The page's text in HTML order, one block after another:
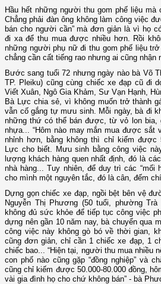
Hầu hết những người thu gom phế liệu mà
Chẳng phải đàn ông không làm công việc
bán cho người cần” mà đơn giản là vì họ
đi xa để thu mua được nhiều hơn. Rồi
những người phụ nữ đi thu gom phế liệu
chẳng cần cất tiếng rao nhưng ai cũng nhận
Bước sang tuổi 72 nhưng ngày nào bà Võ
TP. Pleiku) cũng cùng chiếc xe đạp cũ đi
Viết Xuân, Ngô Gia Khảm, Sư Vạn Hạnh,
Bà Lực chia sẻ, vì không muốn trở thành
vẫn cố gắng tự mưu sinh. Mỗi ngày, bà đi
những thứ có thể bán được, từ vỏ lon bia,
nhựa... “Hôm nào may mắn mua được sắt
nhỉnh hơn, bằng không thì chỉ kiếm được
Lực cho biết. Mưu sinh bằng công việc
lượng khách hàng quen nhất định, đó là
nhà hàng... Tuy nhiên, để duy trì các “mối
cho mình một nguyên tắc, đó là cân, đếm
Dựng gọn chiếc xe đạp, ngồi bệt bên vệ
Nguyễn Thị Phương (50 tuổi, phường
không đủ sức khỏe để tiếp tục công việc
dựng nên gần 10 năm nay, bà chuyển qua
công việc này không gò bó về thời gian,
cũng đơn giản, chỉ cần 1 chiếc xe đạp, 1
chiếc bao... “Hiện tại, người thu mua nhiều
con phố nào cũng gặp “đồng nghiệp” và
cũng chỉ kiếm được 50.000-80.000 đồng,
vài gia đình họ cho chứ không bán” - bà